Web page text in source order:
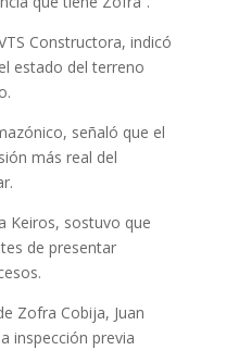
Constructora, indicó
estado del terreno
señaló que el
más real del
Keiros, sostuvo que
de presentar
Zofra Cobija, Juan
inspección previa